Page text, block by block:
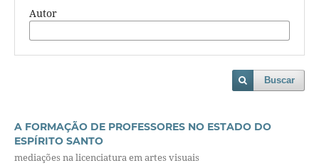
Autor
Buscar
A FORMAÇÃO DE PROFESSORES NO ESTADO DO
ESPÍRITO SANTO
mediações na licenciatura em artes visuais